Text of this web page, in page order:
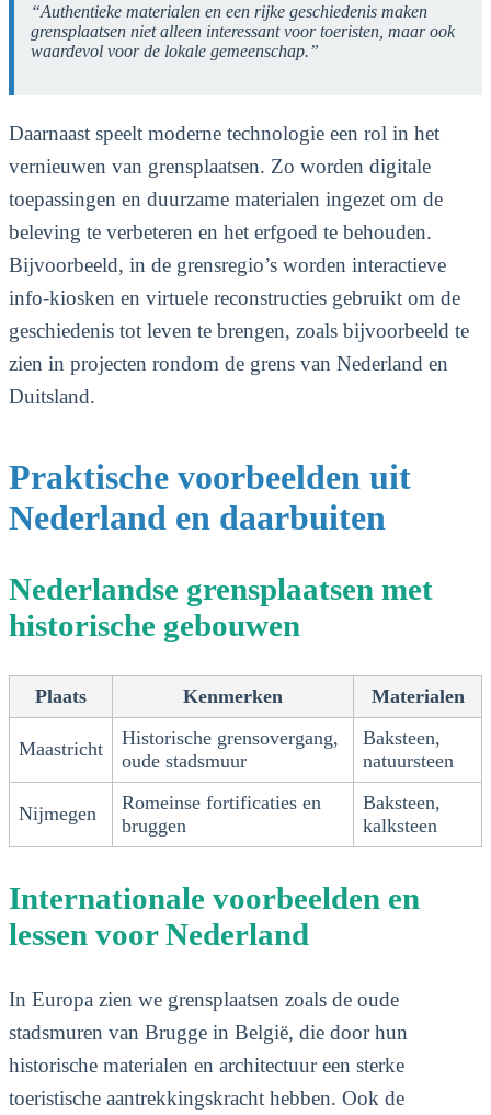
“Authentieke materialen en een rijke geschiedenis maken
grensplaatsen niet alleen interessant voor toeristen, maar ook
waardevol voor de lokale gemeenschap.”
Daarnaast speelt moderne technologie een rol in het
vernieuwen van grensplaatsen. Zo worden digitale
toepassingen en duurzame materialen ingezet om de
beleving te verbeteren en het erfgoed te behouden.
Bijvoorbeeld, in de grensregio’s worden interactieve
info-kiosken en virtuele reconstructies gebruikt om de
geschiedenis tot leven te brengen, zoals bijvoorbeeld te
zien in projecten rondom de grens van Nederland en
Duitsland.
Praktische voorbeelden uit
Nederland en daarbuiten
Nederlandse grensplaatsen met
historische gebouwen
Plaats Kenmerken Materialen
Maastricht
Historische grensovergang,
oude stadsmuur
Baksteen,
natuursteen
Nijmegen
Romeinse fortificaties en
bruggen
Baksteen,
kalksteen
Internationale voorbeelden en
lessen voor Nederland
In Europa zien we grensplaatsen zoals de oude
stadsmuren van Brugge in België, die door hun
historische materialen en architectuur een sterke
toeristische aantrekkingskracht hebben. Ook de